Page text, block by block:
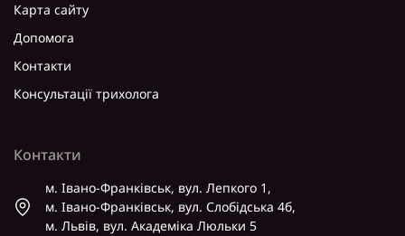
Карта сайту
Допомога
Контакти
Консультації трихолога
Контакти
м. Івано-Франківськ, вул. Лепкого 1,
м. Івано-Франківськ, вул. Слобідська 4б,
м. Львів, вул. Академіка Люльки 5